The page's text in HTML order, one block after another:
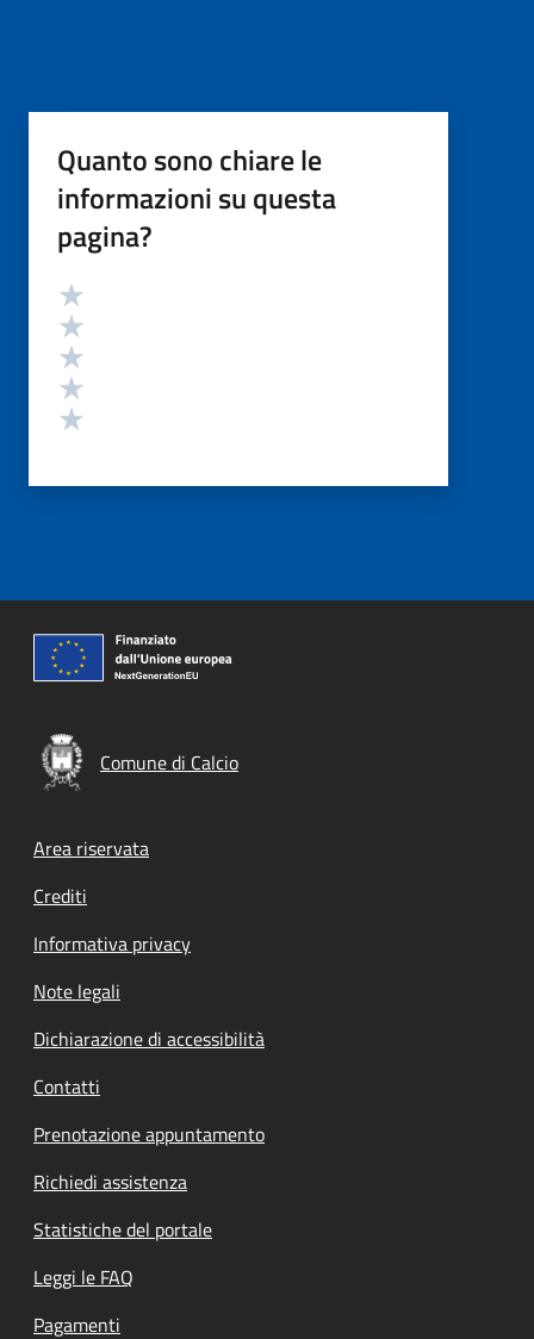
Quanto sono chiare le
informazioni su questa
pagina?
Valutazione
Comune di Calcio
Footer menu
Area riservata
Crediti
Informativa privacy
Note legali
Dichiarazione di accessibilità
Contatti
Prenotazione appuntamento
Richiedi assistenza
Statistiche del portale
Leggi le FAQ
Pagamenti